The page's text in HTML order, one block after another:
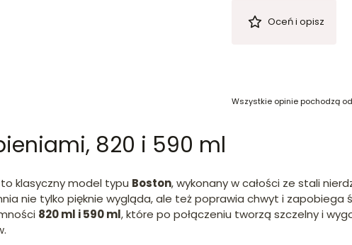
Oceń i opisz
Wszystkie opinie pochodzą
820 i 590 ml
to klasyczny model typu Boston, wykonany w całości ze stali
nie tylko pięknie wygląda, ale też poprawia chwyt i zapobiega
820 ml i 590 ml, które po połączeniu tworzą szczelny i